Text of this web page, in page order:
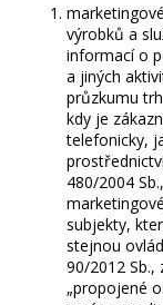
výrobků a
informací o
a jiných
průzkumu
kdy je
telefonicky,
480/2004
subjekty,
stejnou
90/2012 Sb.,
„propojené